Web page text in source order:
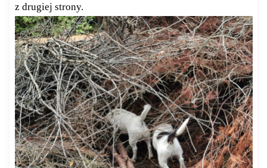
z drugiej strony.